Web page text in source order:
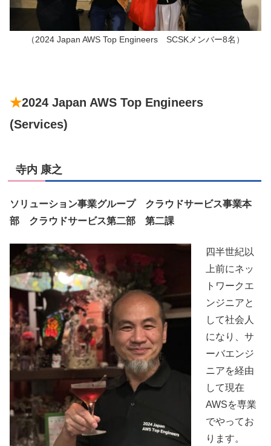
（2024 Japan AWS Top Engineers SCSKメンバー8名）
★2024 Japan AWS Top Engineers
(Services)
寺内 康之
ソリューション事業グループ クラウドサービス事業本
部 クラウドサービス第二部 第二課
四半世紀以
上前にネッ
トワークエ
ンジニアと
して社会人
になり、サ
ーバエンジ
ニアを経由
して現在
AWSを専業
でやってお
ります。